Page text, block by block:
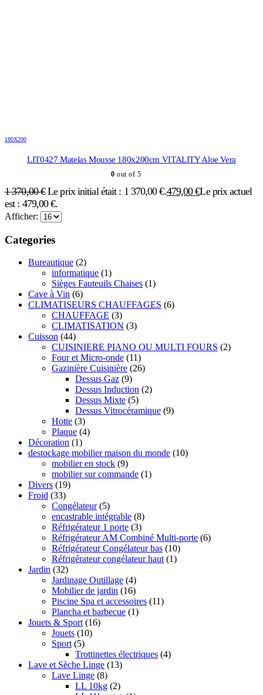
180X200
LIT0427 Matelas Mousse 180x200cm VITALITY Aloe Vera
0 out of 5
1 370,00€ Le prix initial était : 1 370,00 €.479,00€Le prix actuel
est : 479,00 €.
Afficher:
Categories
Bureautique (2)
informatique (1)
Sièges Fauteuils Chaises (1)
Cave à Vin (6)
CLIMATISEURS CHAUFFAGES (6)
CHAUFFAGE (3)
CLIMATISATION (3)
Cuisson (44)
CUISINIERE PIANO OU MULTI FOURS (2)
Four et Micro-onde (11)
Gazinière Cuisinière (26)
Dessus Gaz (9)
Dessus Induction (2)
Dessus Mixte (5)
Dessus Vitrocéramique (9)
Hotte (3)
Plaque (4)
Décoration (1)
destockage mobilier maison du monde (10)
mobilier en stock (9)
mobilier sur commande (1)
Divers (19)
Froid (33)
Congélateur (5)
encastrable intégrable (8)
Réfrigérateur 1 porte (3)
Réfrigérateur AM Combiné Multi-porte (6)
Réfrigérateur Congélateur bas (10)
Réfrigérateur congélateur haut (1)
Jardin (32)
Jardinage Outillage (4)
Mobilier de jardin (16)
Piscine Spa et accessoires (11)
Plancha et barbecue (1)
Jouets & Sport (16)
Jouets (10)
Sport (5)
Trottinettes électriques (4)
Lave et Sèche Linge (13)
Lave Linge (8)
LL 10kg (2)